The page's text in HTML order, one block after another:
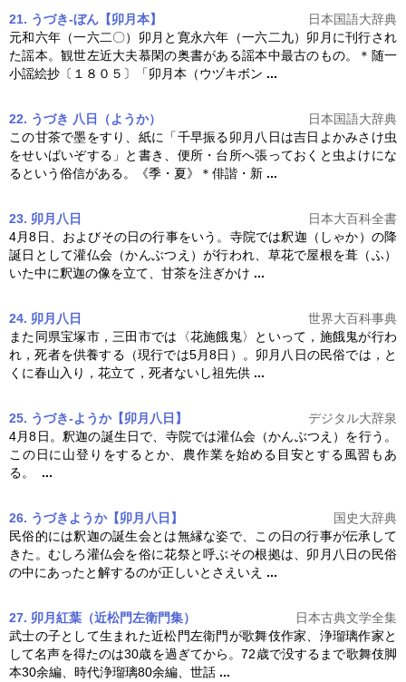
21. うづき‐ぼん【卯月本】
日本国語大辞典
元和六年（一六二〇） 卯月 と寛永六年（一六二九） 卯月 に刊行され
た謡本。観世左近大夫慕閑の奥書がある謡本中最古のもの。＊随一
小謡絵抄〔１８０５〕「卯月本（ウヅキボン ...
22. うづき 八日（ようか）
日本国語大辞典
この甘茶で墨をすり、紙に「千早振る卯月 八日は吉日よかみさけ虫
をせいばいぞする」と書き、便所・台所へ張っておくと虫よけにな
るという俗信がある。《季・夏》＊俳諧・新 ...
23. 卯月八日
日本大百科全書
4月8日、およびその日の行事をいう。寺院では釈迦（しゃか）の降
誕日として灌仏会（かんぶつえ）が行われ、草花で屋根を葺（ふ）
いた中に釈迦の像を立て、甘茶を注ぎかけ ...
24. 卯月八日
世界大百科事典
また同県宝塚市，三田市では〈花施餓鬼〉といって，施餓鬼が行わ
れ，死者を供養する（現行では5月8日）。 卯月 八日の民俗では，と
くに春山入り，花立て，死者ないし祖先供 ...
25. うづき‐ようか【卯月八日】
デジタル大辞泉
4月8日。釈迦の誕生日で、寺院では灌仏会（かんぶつえ）を行う。
この日に山登りをするとか、農作業を始める目安とする風習もあ
る。 ...
26. うづきようか【卯月八日】
国史大辞典
民俗的には釈迦の誕生会とは無縁な姿で、この日の行事が伝承して
きた。むしろ灌仏会を俗に花祭と呼ぶその根拠は、 卯月 八日の民俗
の中にあったと解するのが正しいとさえいえ ...
27. 卯月紅葉（近松門左衛門集）
日本古典文学全集
武士の子として生まれた近松門左衛門が歌舞伎作家、浄瑠璃作家と
して名声を得たのは30歳を過ぎてから。72歳で没するまで歌舞伎脚
本30余編、時代浄瑠璃80余編、世話 ...